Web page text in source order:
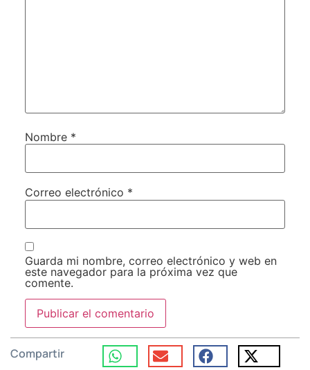
Nombre *
Correo electrónico *
Guarda mi nombre, correo electrónico y web en
este navegador para la próxima vez que
comente.
Compartir